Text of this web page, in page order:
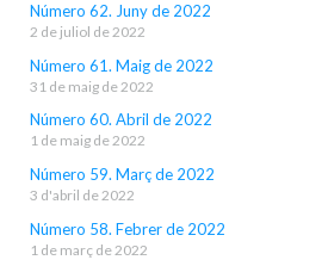
Número 62. Juny de 2022
2 de juliol de 2022
Número 61. Maig de 2022
31 de maig de 2022
Número 60. Abril de 2022
1 de maig de 2022
Número 59. Març de 2022
3 d'abril de 2022
Número 58. Febrer de 2022
1 de març de 2022